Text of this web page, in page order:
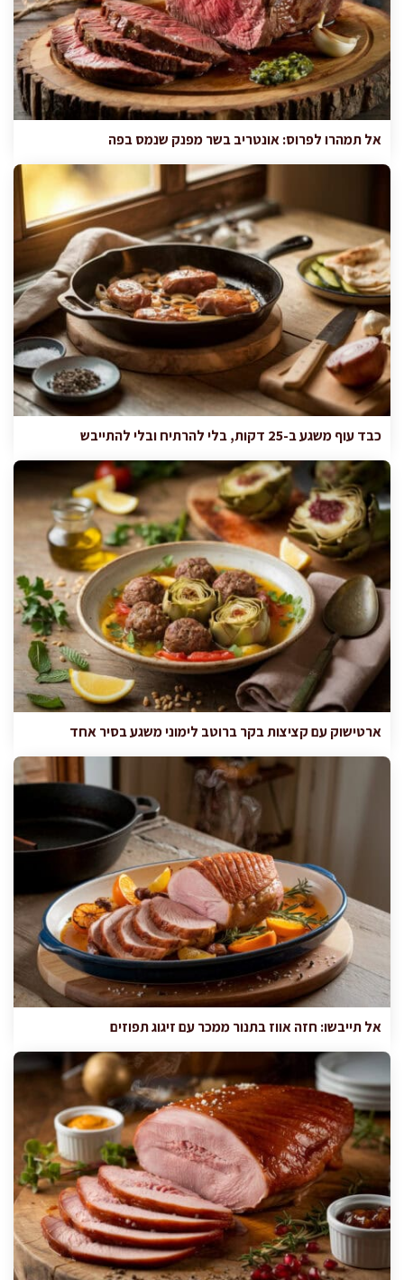
אל תמהרו לפרוס: אונטריב בשר מפנק שנמס בפה
כבד עוף משגע ב-25 דקות, בלי להרתיח ובלי להתייבש
ארטישוק עם קציצות בקר ברוטב לימוני משגע בסיר אחד
אל תייבשו: חזה אווז בתנור ממכר עם זיגוג תפוזים